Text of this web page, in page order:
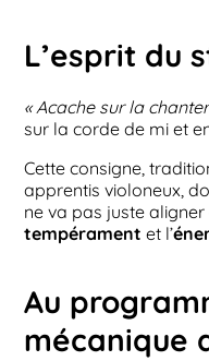
L’esprit du
« Acache sur la
sur la corde de mi et
Cette consigne,
apprentis violoneux,
ne va pas juste
tempérament et l’
Au
mécanique